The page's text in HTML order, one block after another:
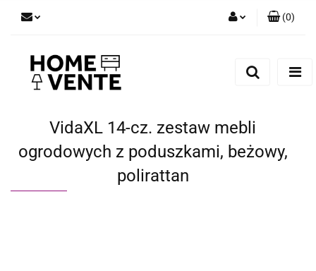
(0)
VidaXL 14-cz. zestaw mebli
ogrodowych z poduszkami, beżowy,
polirattan